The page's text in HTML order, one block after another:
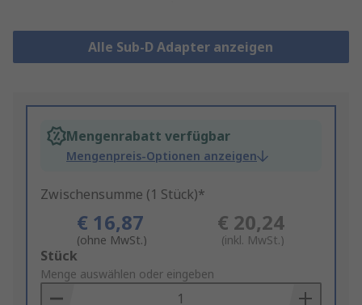
Alle Sub-D Adapter anzeigen
Mengenrabatt verfügbar
Mengenpreis-Optionen anzeigen
Zwischensumme (1 Stück)*
€ 16,87
(ohne MwSt.)
€ 20,24
(inkl. MwSt.)
Add
to
Basket
Stück
Menge auswählen oder eingeben